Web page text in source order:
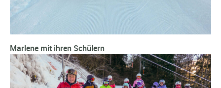
Marlene mit ihren Schülern